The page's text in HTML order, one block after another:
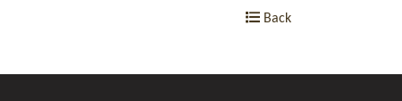
Back